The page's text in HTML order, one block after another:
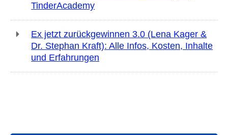
TinderAcademy
Ex jetzt zurückgewinnen 3.0 (Lena Kager &
Dr. Stephan Kraft): Alle Infos, Kosten, Inhalte
und Erfahrungen